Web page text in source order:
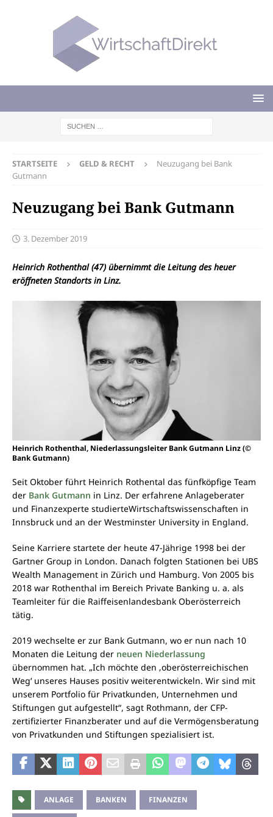
STARTSEITE GELD & RECHT
Neuzugang bei Bank
Gutmann
Neuzugang bei Bank Gutmann
3. Dezember 2019
Heinrich Rothenthal (47) übernimmt die Leitung des heuer
eröffneten Standorts in Linz.
Heinrich Rothenthal, Niederlassungsleiter Bank Gutmann Linz (©
Bank Gutmann)
Seit Oktober führt Heinrich Rothental das fünfköpfige Team
der Bank Gutmann in Linz. Der erfahrene Anlageberater
und Finanzexperte studierteWirtschaftswissenschaften in
Innsbruck und an der Westminster University in England.
Seine Karriere startete der heute 47-Jährige 1998 bei der
Gartner Group in London. Danach folgten Stationen bei UBS
Wealth Management in Zürich und Hamburg. Von 2005 bis
2018 war Rothenthal im Bereich Private Banking u. a. als
Teamleiter für die Raiffeisenlandesbank Oberösterreich
tätig.
2019 wechselte er zur Bank Gutmann, wo er nun nach 10
Monaten die Leitung der neuen Niederlassung
übernommen hat. „Ich möchte den ‚oberösterreichischen
Weg‘ unseres Hauses positiv weiterentwickeln. Wir sind mit
unserem Portfolio für Privatkunden, Unternehmen und
Stiftungen gut aufgestellt“, sagt Rothmann, der CFP-
zertifizierter Finanzberater und auf die Vermögensberatung
von Privatkunden und Stiftungen spezialisiert ist.
ANLAGE BANKEN FINANZEN